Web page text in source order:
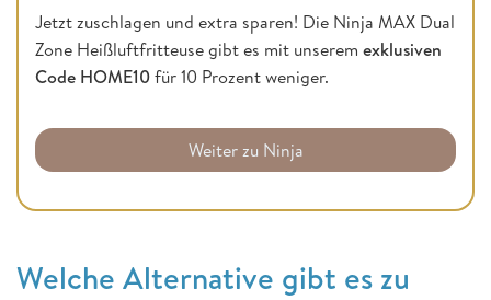
Jetzt zuschlagen und extra sparen! Die Ninja MAX Dual
Zone Heißluftfritteuse gibt es mit unserem exklusiven
Code HOME10für 10 Prozent weniger.
Weiter zu Ninja
Welche Alternative gibt es zu